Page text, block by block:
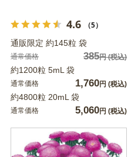
4.6 （5）
通販限定 約145粒 袋
通常価格 385円(税込)
約1200粒 5mL 袋
通常価格 1,760円 (税込)
約4800粒 20mL 袋
通常価格 5,060円 (税込)